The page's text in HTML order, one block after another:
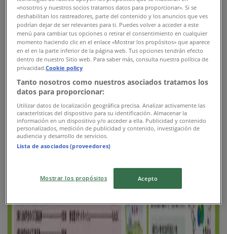
マックスバリュ
マックスバリュ チラシ
8/9 日まで有効新潟市
新規
ゆめタウン
排他的な取引と掘り出し物
8/16 日まで有効新潟市
あなたのための特別オファー
«nosotros y nuestros socios tratamos datos para proporcionar». Si se
deshabilitan los rastreadores, parte del contenido y los anuncios que ves
podrían dejar de ser relevantes para ti. Puedes volver a acceder a este
menú para cambiar tus opciones o retirar el consentimiento en cualquier
momento haciendo clic en el enlace «Mostrar los propósitos» que aparece
en el en la parte inferior de la página web. Tus opciones tendrán efecto
dentro de nuestro Sitio web. Para saber más, consulta nuestra política de
privacidad.Cookie policy
Tanto nosotros como nuestros asociados tratamos los
datos para proporcionar:
Utilizar datos de localización geográfica precisa. Analizar activamente las
características del dispositivo para su identificación. Almacenar la
información en un dispositivo y/o acceder a ella. Publicidad y contenido
personalizados, medición de publicidad y contenido, investigación de
audiencia y desarrollo de servicios.
Lista de asociados (proveedores)
Mostrar los propósitos Acepto